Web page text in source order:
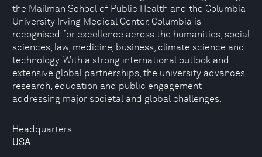
Headquarters
USA
the Mailman School of Public Health and the Columbia
University Irving Medical Center. Columbia is
recognised for excellence across the humanities, social
sciences, law, medicine, business, climate science and
technology. With a strong international outlook and
extensive global partnerships, the university advances
research, education and public engagement
addressing major societal and global challenges.